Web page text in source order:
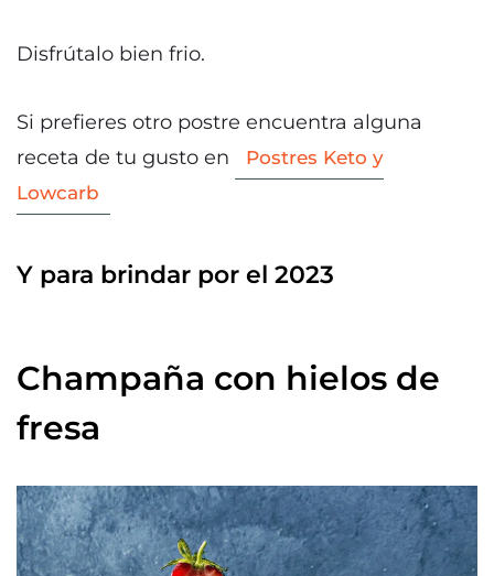
Disfrútalo bien frio.
Si prefieres otro postre encuentra alguna
receta de tu gusto en
Postres Keto y
Lowcarb
Y para brindar por el 2023
Champaña con hielos de
fresa